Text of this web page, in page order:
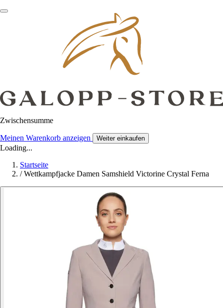
Zwischensumme
Meinen Warenkorb anzeigen Weiter einkaufen
Loading...
Startseite
/ Wettkampfjacke Damen Samshield Victorine Crystal Ferna